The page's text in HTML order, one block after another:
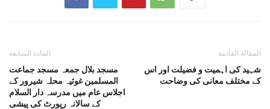
المادة السابقة
مسجد بلال جمعہ مسجد جماعت
المسلمین غوثیہ محلہ شیرور کے
اجلاس عام میں مدرسہ دار السلام
کے سالانہ رپورٹ کی پیشی
المقالة القادمة
شہید کی اہمیت و فضیلت اور اس
کے مختلف معانی کی وضاحت